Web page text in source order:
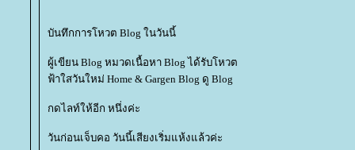
บันทึกการโหวต Blog ในวันนี้
ผู้เขียน Blog หมวดเนื้อหา Blog ได้รับโหวต
ฟ้าใสวันใหม่ Home & Gargen Blog ดู Blog
กดไลท์ให้อีก หนึ่งค่ะ
วันก่อนเจ็บคอ วันนี้เสียงเริ่มแห้งแล้วค่ะ